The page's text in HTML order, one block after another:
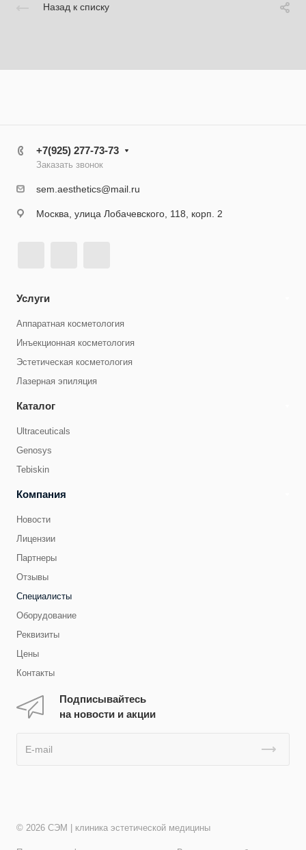
Назад к списку
+7(925) 277-73-73
Заказать звонок
sem.aesthetics@mail.ru
Москва, улица Лобачевского, 118, корп. 2
Услуги
Аппаратная косметология
Инъекционная косметология
Эстетическая косметология
Лазерная эпиляция
Каталог
Ultraceuticals
Genosys
Tebiskin
Компания
Новости
Лицензии
Партнеры
Отзывы
Специалисты
Оборудование
Реквизиты
Цены
Контакты
Подписывайтесь
на новости и акции
© 2026 СЭМ | клиника эстетической медицины